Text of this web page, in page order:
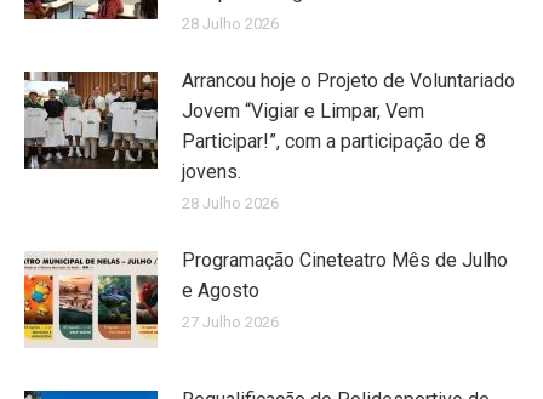
28 Julho 2026
Arrancou hoje o Projeto de Voluntariado
Jovem “Vigiar e Limpar, Vem
Participar!”, com a participação de 8
jovens.
28 Julho 2026
Programação Cineteatro Mês de Julho
e Agosto
27 Julho 2026